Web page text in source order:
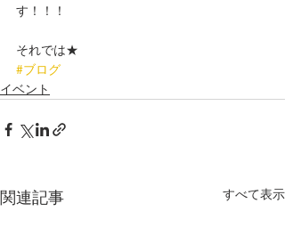
す！！！
それでは★
#ブログ
イベント
関連記事 すべて表示